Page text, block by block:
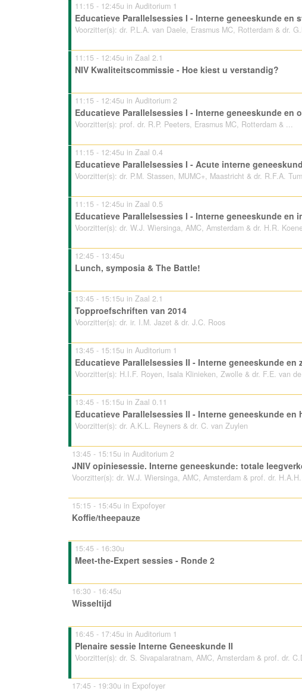
11:15 - 12:45u in Auditorium 1
Educatieve Parallelsessies I - Interne geneeskunde en
Voorzitter(s): dr. P.L.A. van Daele, Erasmus MC, Rotterdam & dr.
11:15 - 12:45u in Zaal 2.1
NIV Kwaliteitscommissie - Hoe kiest u verstandig?
11:15 - 12:45u in Auditorium 2
Educatieve Parallelsessies I - Interne geneeskunde en
Voorzitter(s): prof. dr. R.P. Peeters, Erasmus MC, Rotterdam & ...
11:15 - 12:45u in Zaal 0.4
Educatieve Parallelsessies I - Acute interne
Voorzitter(s): dr. P.M. Stassen, MUMC+, Maastricht & dr. R.F.A.
11:15 - 12:45u in Zaal 0.5
Educatieve Parallelsessies I - Interne geneeskunde en
Voorzitter(s): dr. W.J. Wiersinga, AMC, Amsterdam & dr. H.R.
12:45 - 13:45u
Lunch, symposia & The Battle!
13:45 - 15:15u in Zaal 2.1
Topproefschriften van 2014
Voorzitter(s): dr. ir. I.M. Jazet & dr. J.C. Roos
13:45 - 15:15u in Auditorium 1
Educatieve Parallelsessies II - Interne geneeskunde en
Voorzitter(s): H.I.F. Royen, Isala Klinieken, Zwolle & dr. F.E. van
13:45 - 15:15u in Zaal 0.11
Educatieve Parallelsessies II - Interne geneeskunde en
Voorzitter(s): dr. A.K.L. Reyners & dr. C. van Zuylen
13:45 - 15:15u in Auditorium 2
JNIV opiniesessie. Interne geneeskunde: totale
Voorzitter(s): dr. W.J. Wiersinga, AMC, Amsterdam & prof. dr.
15:15 - 15:45u in Expofoyer
Koffie/theepauze
15:45 - 16:30u
Meet-the-Expert sessies - Ronde 2
16:30 - 16:45u
Wisseltijd
16:45 - 17:45u in Auditorium 1
Plenaire sessie Interne Geneeskunde II
Voorzitter(s): dr. S. Sivapalaratnam, AMC, Amsterdam & prof. dr.
17:45 - 19:30u in Expofoyer